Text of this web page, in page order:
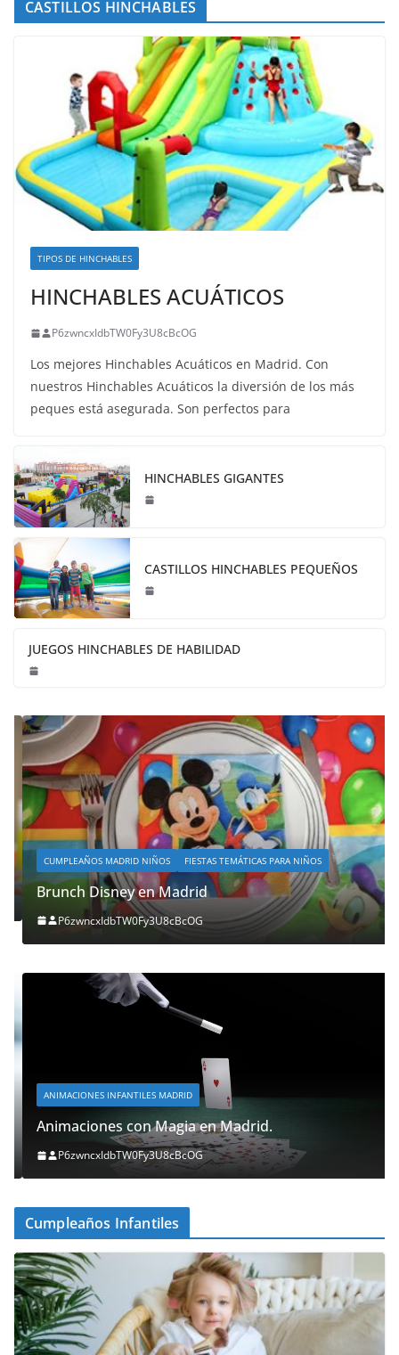
CASTILLOS HINCHABLES
TIPOS DE HINCHABLES
HINCHABLES ACUÁTICOS
P6zwncxIdbTW0Fy3U8cBcOG
Los mejores Hinchables Acuáticos en Madrid. Con
nuestros Hinchables Acuáticos la diversión de los más
peques está asegurada. Son perfectos para
HINCHABLES GIGANTES
CASTILLOS HINCHABLES PEQUEÑOS
JUEGOS HINCHABLES DE HABILIDAD
CUMPLEAÑOS MADRID NIÑOS FIESTAS TEMÁTICAS PARA NIÑOS
Brunch Disney en Madrid
P6zwncxIdbTW0Fy3U8cBcOG
ANIMACIONES INFANTILES MADRID
Animaciones con Magia en Madrid.
P6zwncxIdbTW0Fy3U8cBcOG
Cumpleaños Infantiles